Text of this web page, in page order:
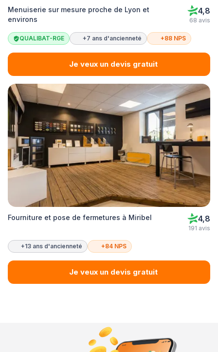
Menuiserie sur mesure proche de Lyon et
environs
4,8
68 avis
QUALIBAT-RGE +7 ans d'ancienneté +88 NPS
Je veux un devis gratuit
Fourniture et pose de fermetures à Miribel 4,8
191 avis
+13 ans d'ancienneté +84 NPS
Je veux un devis gratuit